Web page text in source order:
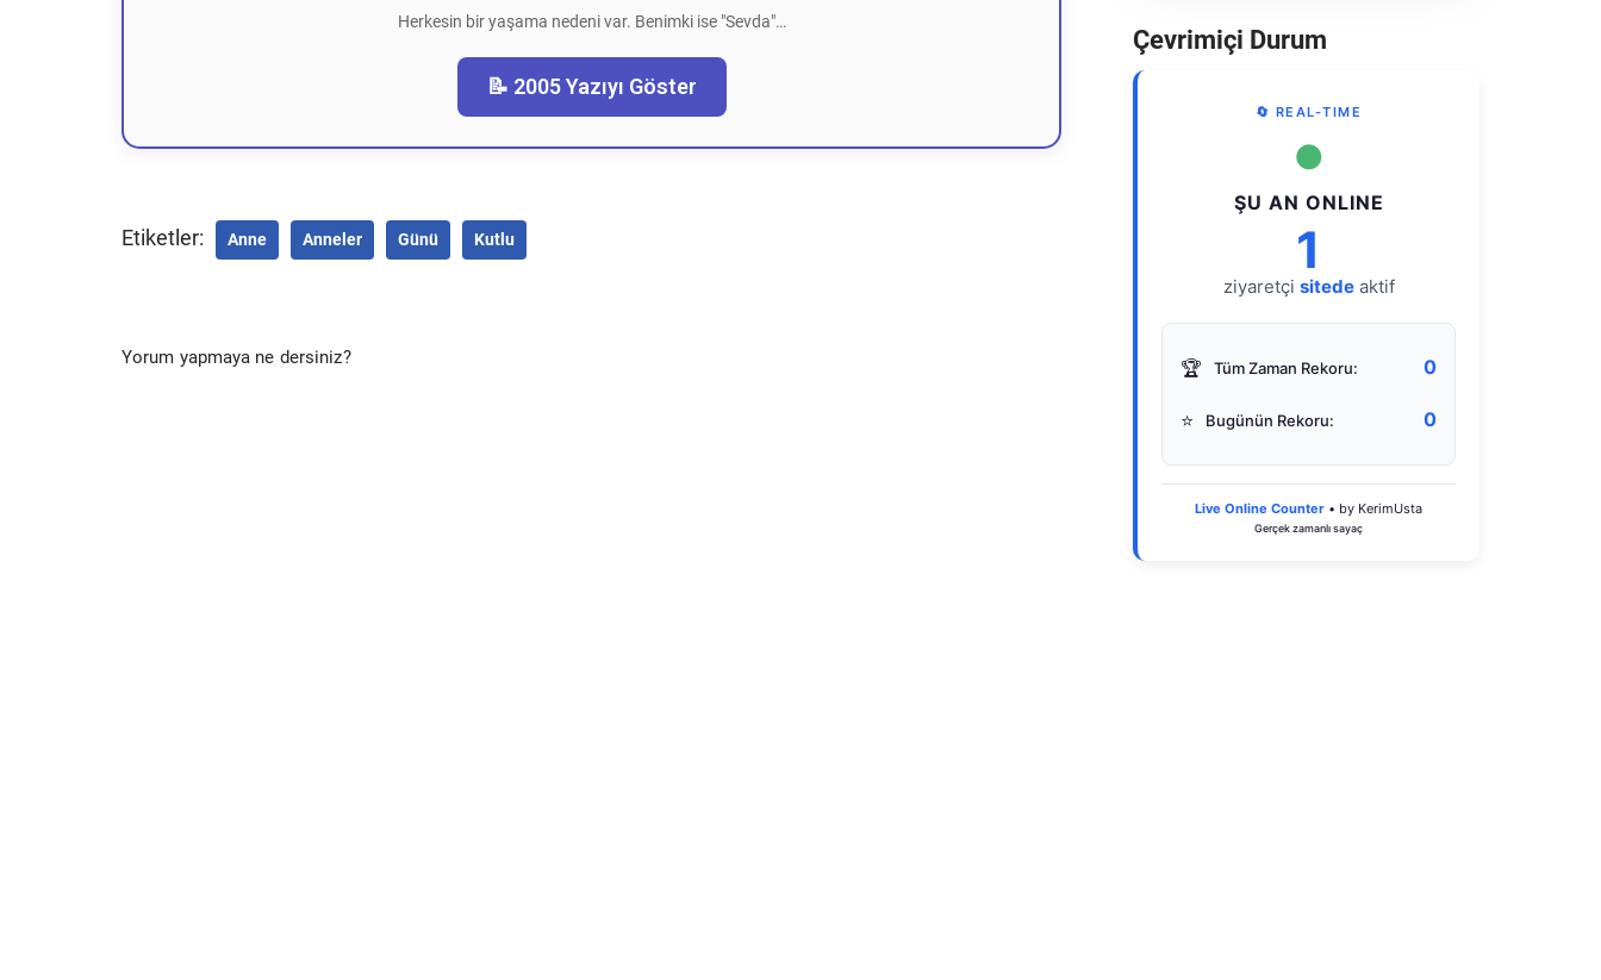
Herkesin bir yaşama nedeni var. Benimki ise "Sevda"…
📝 2005 Yazıyı Göster
Etiketler: Anne Anneler Günü Kutlu
Yorum yapmaya ne dersiniz?
Çevrimiçi Durum
🔄 REAL-TIME
●
ŞU AN ONLINE
1
ziyaretçi sitedeaktif
🏆 Tüm Zaman Rekoru: 0
⭐ Bugünün Rekoru: 0
Live Online Counter • by KerimUsta
Gerçek zamanlı sayaç